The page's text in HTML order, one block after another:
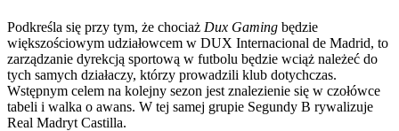
Podkreśla się przy tym, że chociaż Dux Gaming będzie
większościowym udziałowcem w DUX Internacional de Madrid, to
zarządzanie dyrekcją sportową w futbolu będzie wciąż należeć do
tych samych działaczy, którzy prowadzili klub dotychczas.
Wstępnym celem na kolejny sezon jest znalezienie się w czołówce
tabeli i walka o awans. W tej samej grupie Segundy B rywalizuje
Real Madryt Castilla.